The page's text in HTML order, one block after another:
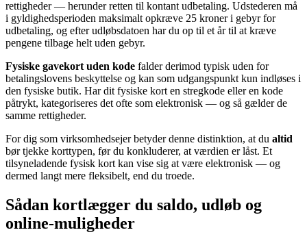
rettigheder — herunder retten til kontant udbetaling. Udstederen må
i gyldighedsperioden maksimalt opkræve 25 kroner i gebyr for
udbetaling, og efter udløbsdatoen har du op til et år til at kræve
pengene tilbage helt uden gebyr.
Fysiske gavekort uden kode falder derimod typisk uden for
betalingslovens beskyttelse og kan som udgangspunkt kun indløses i
den fysiske butik. Har dit fysiske kort en stregkode eller en kode
påtrykt, kategoriseres det ofte som elektronisk — og så gælder de
samme rettigheder.
For dig som virksomhedsejer betyder denne distinktion, at du altid
bør tjekke korttypen, før du konkluderer, at værdien er låst. Et
tilsyneladende fysisk kort kan vise sig at være elektronisk — og
dermed langt mere fleksibelt, end du troede.
Sådan kortlægger du saldo, udløb og
online-muligheder